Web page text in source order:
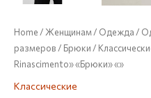
Home/Женщинам/ Одежда/
размеров/ Брюки/
Rinascimento» «Брюки» «»
Классические